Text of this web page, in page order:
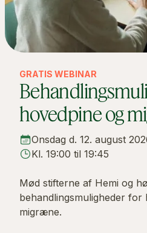
GRATIS WEBINAR
hovedpine og
Onsdag d. 12. august
Kl. 19:00 til 19:45
Mød stifterne af Hemi og
behandlingsmuligheder for
migræne.